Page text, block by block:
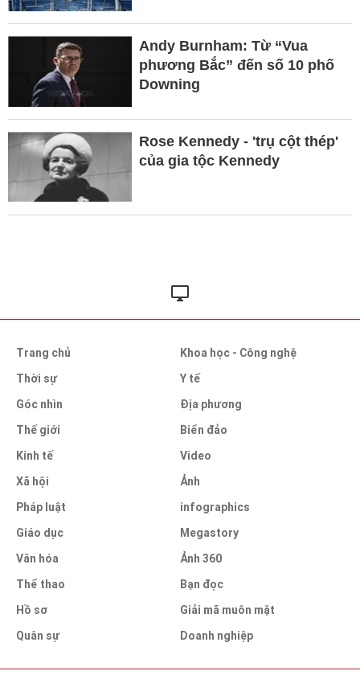
Andy Burnham: Từ “Vua
phương Bắc” đến số 10 phố
Downing
Rose Kennedy - 'trụ cột thép'
của gia tộc Kennedy
Trang chủ
Thời sự
Góc nhìn
Thế giới
Kinh tế
Xã hội
Pháp luật
Giáo dục
Văn hóa
Thể thao
Hồ sơ
Quân sự
Khoa học - Công nghệ
Y tế
Địa phương
Biển đảo
Video
Ảnh
infographics
Megastory
Ảnh 360
Bạn đọc
Giải mã muôn mặt
Doanh nghiệp